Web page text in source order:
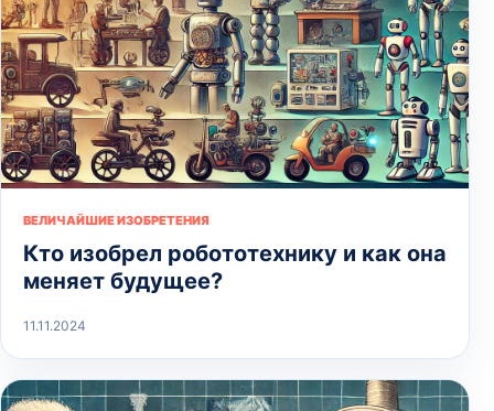
ВЕЛИЧАЙШИЕ ИЗОБРЕТЕНИЯ
Кто изобрел робототехнику и как она
меняет будущее?
11.11.2024